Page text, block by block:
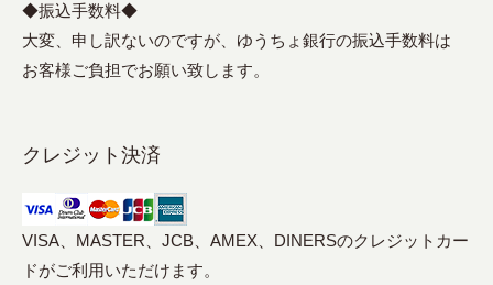
◆振込手数料◆
大変、申し訳ないのですが、ゆうちょ銀行の振込手数料は
お客様ご負担でお願い致します。
クレジット決済
VISA、MASTER、JCB、AMEX、DINERSのクレジットカー
ドがご利用いただけます。